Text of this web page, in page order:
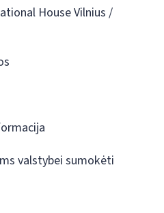
House Vilnius /
valstybei sumokėti